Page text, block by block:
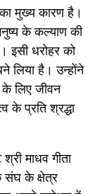
मुख्य कारण है।
के कल्याण की
इसी धरोहर को
लिया है। उन्होंने
के लिए जीवन
के प्रति श्रद्धा
माधव गीता
संघ के क्षेत्र